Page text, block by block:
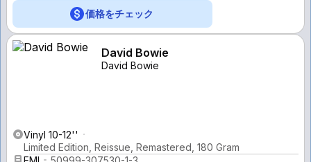
価格をチェック
David Bowie
David Bowie
Vinyl 10-12''
Limited Edition, Reissue, Remastered, 180 Gram